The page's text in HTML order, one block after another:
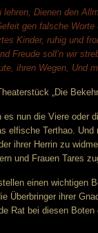
Dienen den
gen falsche
Kinder, ruhig und
Freude soll’n wir
ihren Wegen, Und
„Die
nun die Viere oder
elfische Terthao.
ihrer Herrin zu
und Frauen Tares
einen wichtigen
Überbringer ihrer
Rat bei diesen Boten